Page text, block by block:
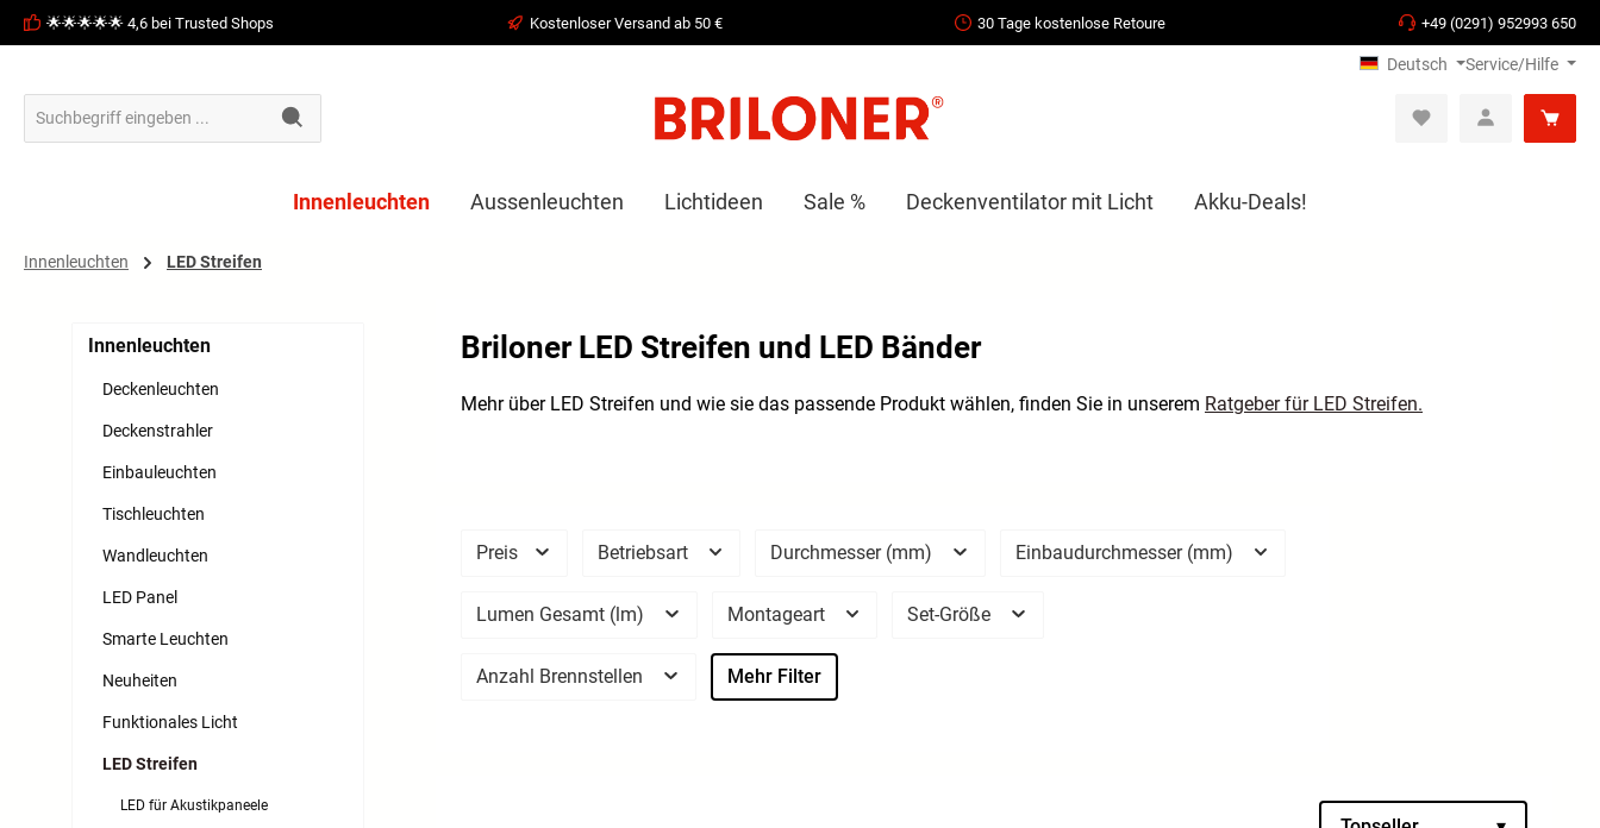
Zur Hauptnavigation springen
🌟🌟🌟🌟🌟 4,6 bei Trusted Shops Kostenloser Versand ab 50 € 30 Tage kostenlose Retoure +49 (0291) 952993 650
Deutsch Service/Hilfe
Innenleuchten Aussenleuchten Lichtideen Sale % Deckenventilator mit Licht Akku-Deals!
Innenleuchten LED Streifen
Innenleuchten
Deckenleuchten
Deckenstrahler
Einbauleuchten
Tischleuchten
Wandleuchten
LED Panel
Smarte Leuchten
Neuheiten
Funktionales Licht
LED Streifen
LED für Akustikpaneele
Briloner LED Streifen und LED Bänder
Mehr über LED Streifen und wie sie das passende Produkt wählen, finden Sie in unserem Ratgeber für LED Streifen.
Preis Betriebsart Durchmesser (mm) Einbaudurchmesser (mm)
Lumen Gesamt (lm) Montageart Set-Größe
Anzahl Brennstellen Mehr Filter